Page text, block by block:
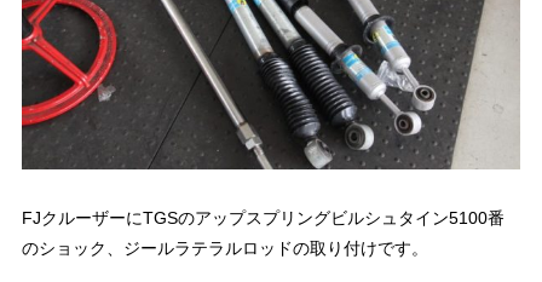
FJクルーザーにTGSのアップスプリングビルシュタイン5100番
のショック、ジールラテラルロッドの取り付けです。